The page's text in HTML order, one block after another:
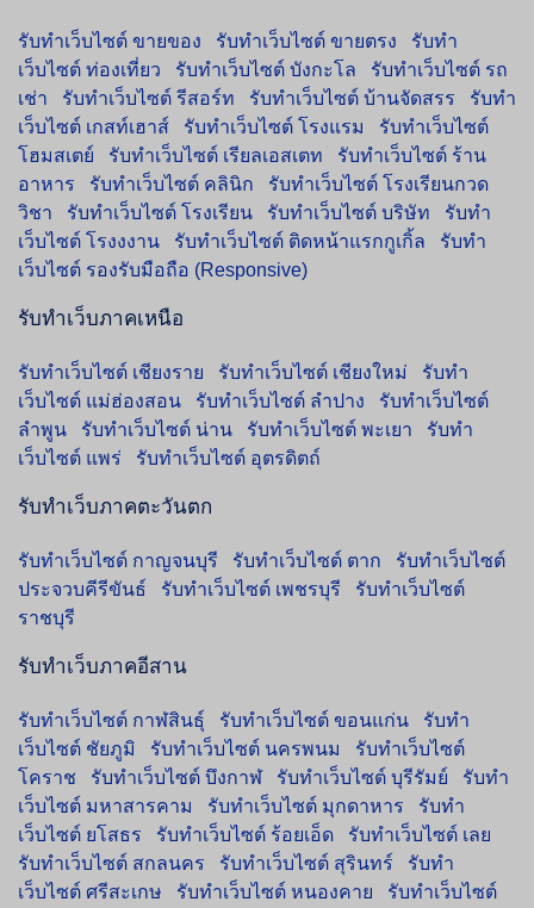
รับทำเว็บไซต์ ขายของ รับทำเว็บไซต์ ขายตรง
รับทำ
เว็บไซต์ ท่องเที่ยว
รับทำเว็บไซต์ บังกะโล
รับทำเว็บไซต์ รถ
เช่า
รับทำเว็บไซต์ รีสอร์ท รับทำเว็บไซต์ บ้านจัดสรร
รับทำ
เว็บไซต์ เกสท์เฮาส์
รับทำเว็บไซต์ โรงแรม
รับทำเว็บไซต์
โฮมสเตย์
รับทำเว็บไซต์ เรียลเอสเตท
รับทำเว็บไซต์ ร้าน
อาหาร
รับทำเว็บไซต์ คลินิก
รับทำเว็บไซต์ โรงเรียนกวด
วิชา
รับทำเว็บไซต์ โรงเรียน รับทำเว็บไซต์ บริษัท
รับทำ
เว็บไซต์ โรงงงาน
รับทำเว็บไซต์ ติดหน้าแรกกูเกิ้ล
รับทำ
เว็บไซต์ รองรับมือถือ (Responsive)
รับทำเว็บภาคเหนือ
รับทำเว็บไซต์ เชียงราย รับทำเว็บไซต์ เชียงใหม่
รับทำ
เว็บไซต์ แม่ฮ่องสอน
รับทำเว็บไซต์ ลำปาง
รับทำเว็บไซต์
ลำพูน
รับทำเว็บไซต์ น่าน รับทำเว็บไซต์ พะเยา
รับทำ
เว็บไซต์ แพร่
รับทำเว็บไซต์ อุตรดิตถ์
รับทำเว็บภาคตะวันตก
รับทำเว็บไซต์ กาญจนบุรี รับทำเว็บไซต์ ตาก
รับทำเว็บไซต์
ประจวบคีรีขันธ์
รับทำเว็บไซต์ เพชรบุรี
รับทำเว็บไซต์
ราชบุรี
รับทำเว็บภาคอีสาน
รับทำเว็บไซต์ กาฬสินธุ์ รับทำเว็บไซต์ ขอนแก่น
รับทำ
เว็บไซต์ ชัยภูมิ
รับทำเว็บไซต์ นครพนม
รับทำเว็บไซต์
โคราช
รับทำเว็บไซต์ บึงกาฬ รับทำเว็บไซต์ บุรีรัมย์
รับทำ
เว็บไซต์ มหาสารคาม
รับทำเว็บไซต์ มุกดาหาร
รับทำ
เว็บไซต์ ยโสธร
รับทำเว็บไซต์ ร้อยเอ็ด
รับทำเว็บไซต์ เลย
รับทำเว็บไซต์ สกลนคร
รับทำเว็บไซต์ สุรินทร์
รับทำ
เว็บไซต์ ศรีสะเกษ
รับทำเว็บไซต์ หนองคาย
รับทำเว็บไซต์